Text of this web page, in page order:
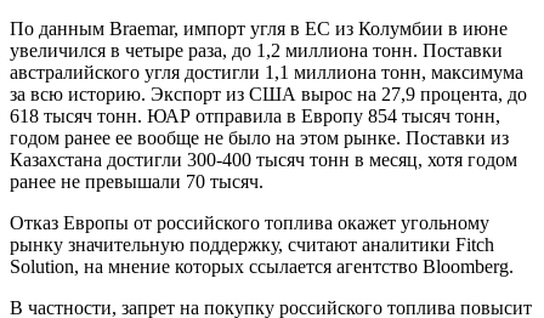
По данным Braemar, импорт угля в ЕС из Колумбии в июне
увеличился в четыре раза, до 1,2 миллиона тонн. Поставки
австралийского угля достигли 1,1 миллиона тонн, максимума
за всю историю. Экспорт из США вырос на 27,9 процента, до
618 тысяч тонн. ЮАР отправила в Европу 854 тысяч тонн,
годом ранее ее вообще не было на этом рынке. Поставки из
Казахстана достигли 300-400 тысяч тонн в месяц, хотя годом
ранее не превышали 70 тысяч.
Отказ Европы от российского топлива окажет угольному
рынку значительную поддержку, считают аналитики Fitch
Solution, на мнение которых ссылается агентство Bloomberg.
В частности, запрет на покупку российского топлива повысит